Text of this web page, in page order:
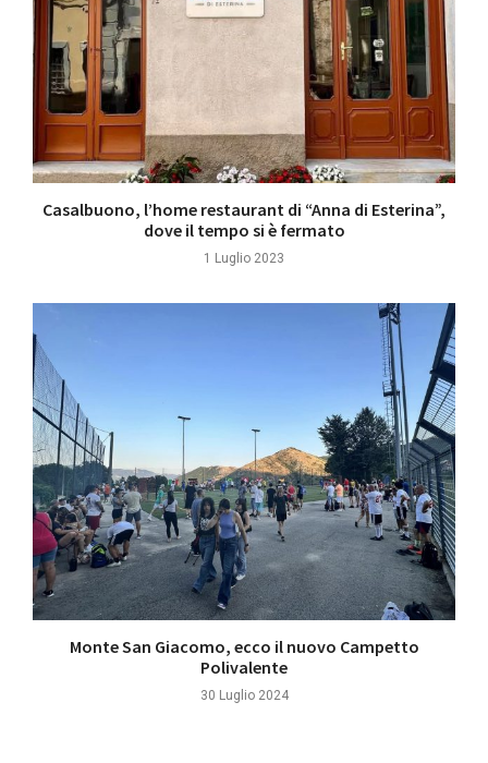
Casalbuono, l’home restaurant di “Anna di Esterina”,
dove il tempo si è fermato
1 Luglio 2023
Monte San Giacomo, ecco il nuovo Campetto
Polivalente
30 Luglio 2024